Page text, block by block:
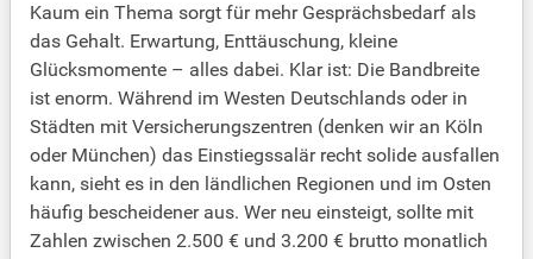
Kaum ein Thema sorgt für mehr Gesprächsbedarf als
das Gehalt. Erwartung, Enttäuschung, kleine
Glücksmomente – alles dabei. Klar ist: Die Bandbreite
ist enorm. Während im Westen Deutschlands oder in
Städten mit Versicherungszentren (denken wir an Köln
oder München) das Einstiegssalär recht solide ausfallen
kann, sieht es in den ländlichen Regionen und im Osten
häufig bescheidener aus. Wer neu einsteigt, sollte mit
Zahlen zwischen 2.500 € und 3.200 € brutto monatlich